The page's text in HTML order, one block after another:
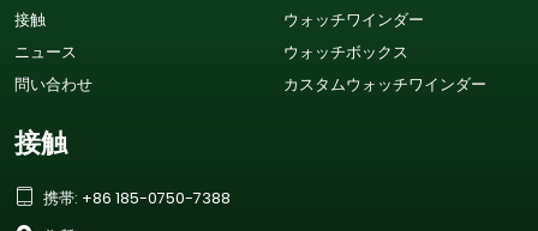
接触
ニュース
問い合わせ
ウォッチワインダー
ウォッチボックス
カスタムウォッチワインダー
接触
 携帯: +86 185-0750-7388